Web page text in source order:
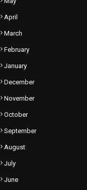
April
March
February
January
December
November
October
September
August
July
June